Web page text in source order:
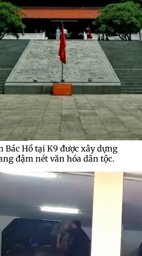
Bác Hồ tại K9 được xây dựng
đậm nét văn hóa dân tộc.